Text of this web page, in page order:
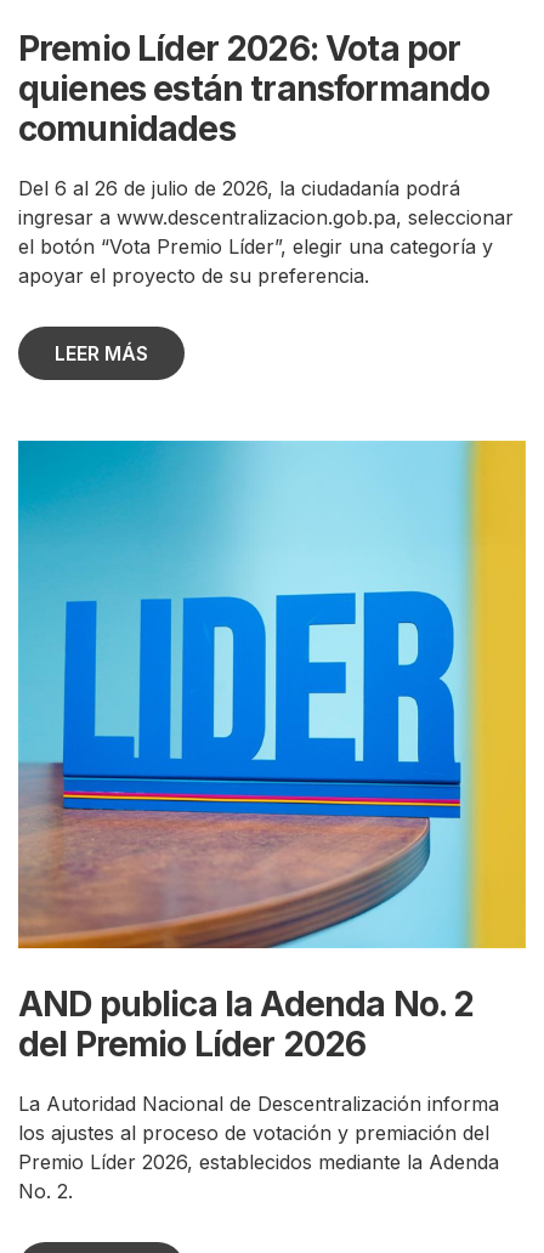
Premio Líder 2026: Vota por
quienes están transformando
comunidades
Del 6 al 26 de julio de 2026, la ciudadanía podrá
ingresar a www.descentralizacion.gob.pa, seleccionar
el botón “Vota Premio Líder”, elegir una categoría y
apoyar el proyecto de su preferencia.
LEER MÁS
AND publica la Adenda No. 2
del Premio Líder 2026
La Autoridad Nacional de Descentralización informa
los ajustes al proceso de votación y premiación del
Premio Líder 2026, establecidos mediante la Adenda
No. 2.